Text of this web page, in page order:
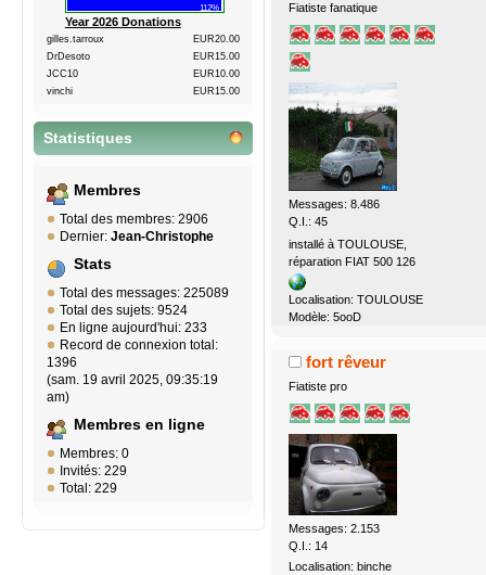
112%
Year 2026 Donations
gilles.tarroux
EUR20.00
DrDesoto
EUR15.00
JCC10
EUR10.00
vinchi
EUR15.00
Statistiques
Membres
Total des membres: 2906
Dernier: Jean-Christophe
Stats
Total des messages: 225089
Total des sujets: 9524
En ligne aujourd'hui: 233
Record de connexion total:
1396
(sam. 19 avril 2025, 09:35:19
am)
Membres en ligne
Membres: 0
Invités: 229
Total: 229
Fiatiste fanatique
Messages: 8.486
Q.I.: 45
installé à TOULOUSE,
réparation FIAT 500 126
Localisation: TOULOUSE
Modèle: 5ooD
fort rêveur
Fiatiste pro
Messages: 2.153
Q.I.: 14
Localisation: binche